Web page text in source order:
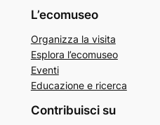
L’ecomuseo
Organizza la visita
Esplora l’ecomuseo
Eventi
Educazione e ricerca
Contribuisci su